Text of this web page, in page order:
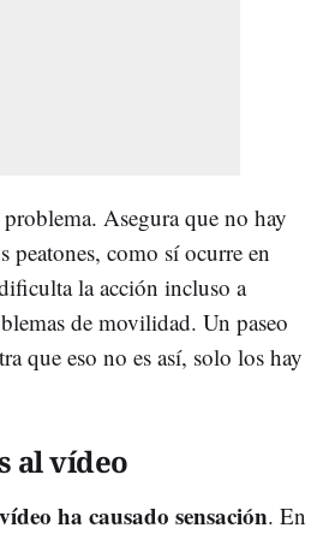
Asegura que no hay
peatones, como sí ocurre en
la acción incluso a
de movilidad. Un paseo
que eso no es así, solo los hay
al vídeo
ha causado sensación. En